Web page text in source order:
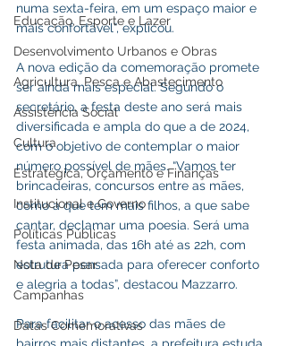
Educação, Esporte e Lazer
Desenvolvimento Urbanos e Obras
Agricultura, Pesca e Abastecimento
Assistência Social
Cultura
Estratégica, Orçamento e Finanças
Institucional e Governo
Políticas Públicas
Nota de Pesar
Campanhas
Datas Comemorativas
numa sexta-feira, em um espaço maior e
mais confortável”, explicou.
A nova edição da comemoração promete
ser ainda mais especial. Segundo o
secretário, a festa deste ano será mais
diversificada e ampla do que a de 2024,
com o objetivo de contemplar o maior
número possível de mães. “Vamos ter
brincadeiras, concursos entre as mães,
como a que tem mais filhos, a que sabe
cantar, declamar uma poesia. Será uma
festa animada, das 16h até as 22h, com
estrutura pensada para oferecer conforto
e alegria a todas”, destacou Mazzarro.
Para facilitar o acesso das mães de